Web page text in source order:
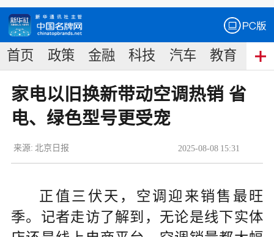
首页 政策 金融 科技 汽车 教育 食
家电以旧换新带动空调热销 省
电、绿色型号更受宠
2025-08-08 15:31
来源: 北京日报
正值三伏天，空调迎来销售最旺
季。记者走访了解到，无论是线下实体